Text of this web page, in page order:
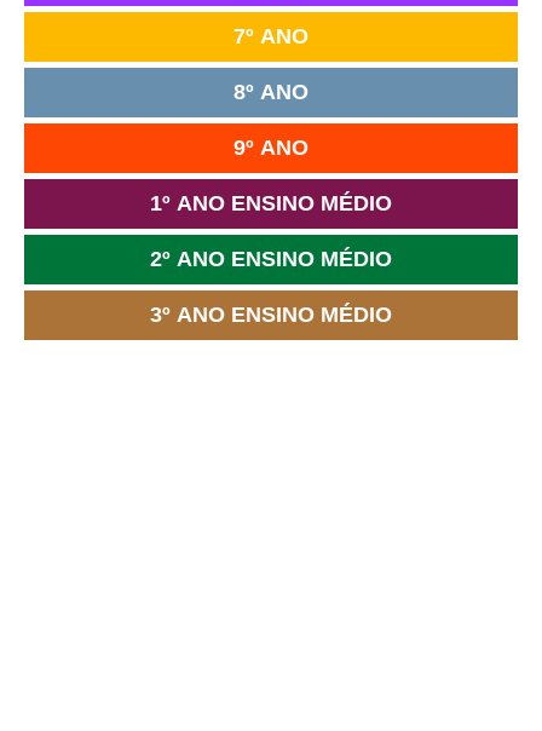
7º ANO
8º ANO
9º ANO
1º ANO ENSINO MÉDIO
2º ANO ENSINO MÉDIO
3º ANO ENSINO MÉDIO